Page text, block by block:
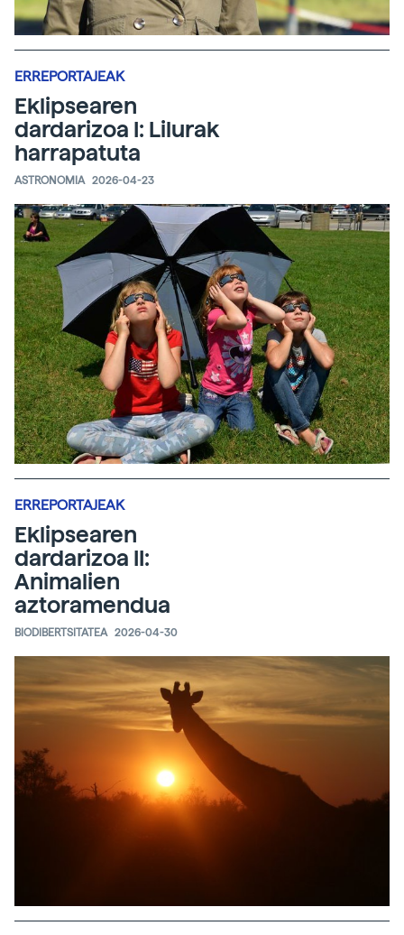
ERREPORTAJEAK
Eklipsearen
dardarizoa I: Lilurak
harrapatuta
ASTRONOMIA 2026-04-23
ERREPORTAJEAK
Eklipsearen
dardarizoa II:
Animalien
aztoramendua
BIODIBERTSITATEA 2026-04-30